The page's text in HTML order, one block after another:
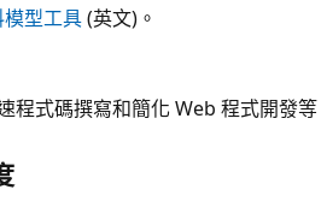
模型工具(英文)。
程式碼撰寫和簡化 Web 程式開發等